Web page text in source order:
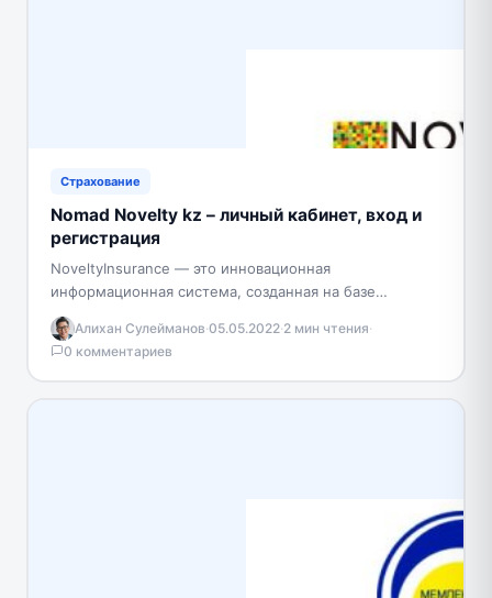
Страхование
Nomad Novelty kz – личный кабинет, вход и
регистрация
NoveltyInsurance — это инновационная
информационная система, созданная на базе
NoveltyEngine. Она призвана существенно упростить
процесс управления страховой компанией. Ее
ключевые конкурентные преимущества…
Алихан Сулейманов·05.05.2022·2 мин чтения·
0 комментариев